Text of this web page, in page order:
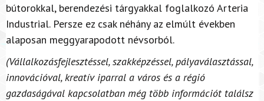
bútorokkal, berendezési tárgyakkal foglalkozó Arteria
Industrial. Persze ez csak néhány az elmúlt években
alaposan meggyarapodott névsorból.
(Vállalkozásfejlesztéssel, szakképzéssel, pályaválasztással,
innovációval, kreatív iparral a város és a régió
gazdaságával kapcsolatban még több információt találsz